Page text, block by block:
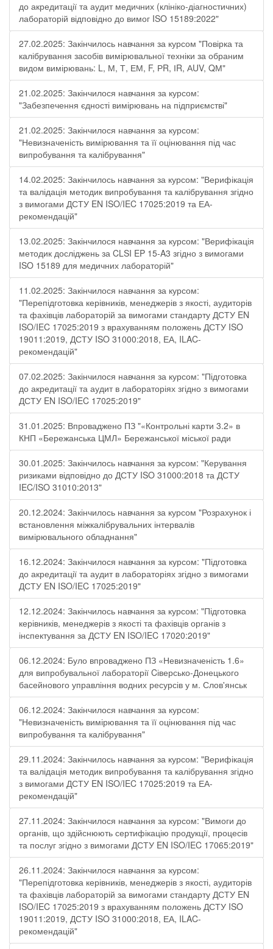
до акредитації та аудит медичних (клініко-діагностичних)
лабораторій відповідно до вимог ISO 15189:2022"
27.02.2025: Закінчилось навчання за курсом "Повірка та
калібрування засобів вимірювальної техніки за обраним
видом вимірювань: L, М, Т, ЕМ, F, РR, ІR, АUV, QМ"
21.02.2025: Закінчилося навчання за курсом:
"Забезпечення єдності вимірювань на підприємстві"
21.02.2025: Закінчилося навчання за курсом:
"Невизначеність вимірювання та її оцінювання під час
випробування та калібрування"
14.02.2025: Закінчилось навчання за курсом: "Верифікація
та валідація методик випробування та калібрування згідно
з вимогами ДСТУ EN ISO/IEC 17025:2019 та ЕА-
рекомендацій"
13.02.2025: Закінчилося навчання за курсом: "Верифікація
методик досліджень за CLSI EP 15-A3 згідно з вимогами
ISO 15189 для медичних лабораторій"
11.02.2025: Закінчилося навчання за курсом:
"Перепідготовка керівників, менеджерів з якості, аудиторів
та фахівців лабораторій за вимогами стандарту ДСТУ EN
ISO/IEC 17025:2019 з врахуванням положень ДСТУ ISO
19011:2019, ДСТУ ISO 31000:2018, ЕА, ILAC-
рекомендацій"
07.02.2025: Закінчилося навчання за курсом: "Підготовка
до акредитації та аудит в лабораторіях згідно з вимогами
ДСТУ EN ISO/IEC 17025:2019"
31.01.2025: Впроваджено ПЗ "«Контрольні карти 3.2» в
КНП «Бережанська ЦМЛ» Бережанської міської ради
30.01.2025: Закінчилось навчання за курсом: "Керування
ризиками відповідно до ДСТУ ISO 31000:2018 та ДСТУ
IEC/ISO 31010:2013"
20.12.2024: Закінчилось навчання за курсом "Розрахунок і
встановлення міжкалібрувальних інтервалів
вимірювального обладнання"
16.12.2024: Закінчилося навчання за курсом: "Підготовка
до акредитації та аудит в лабораторіях згідно з вимогами
ДСТУ EN ISO/IEC 17025:2019"
12.12.2024: Закінчилось навчання за курсом: "Підготовка
керівників, менеджерів з якості та фахівців органів з
інспектування за ДСТУ EN ISO/IEC 17020:2019"
06.12.2024: Було впроваджено ПЗ «Невизначеність 1.6»
для випробувальної лабораторії Cіверсько-Донецького
басейнового управління водних ресурсів у м. Слов'янськ
06.12.2024: Закінчилося навчання за курсом:
"Невизначеність вимірювання та її оцінювання під час
випробування та калібрування"
29.11.2024: Закінчилось навчання за курсом: "Верифікація
та валідація методик випробування та калібрування згідно
з вимогами ДСТУ EN ISO/IEC 17025:2019 та ЕА-
рекомендацій"
27.11.2024: Закінчилося навчання за курсом: "Вимоги до
органів, що здійснюють сертифікацію продукції, процесів
та послуг згідно з вимогами ДСТУ EN ISO/IEC 17065:2019"
26.11.2024: Закінчилося навчання за курсом:
"Перепідготовка керівників, менеджерів з якості, аудиторів
та фахівців лабораторій за вимогами стандарту ДСТУ EN
ISO/IEC 17025:2019 з врахуванням положень ДСТУ ISO
19011:2019, ДСТУ ISO 31000:2018, ЕА, ILAC-
рекомендацій"